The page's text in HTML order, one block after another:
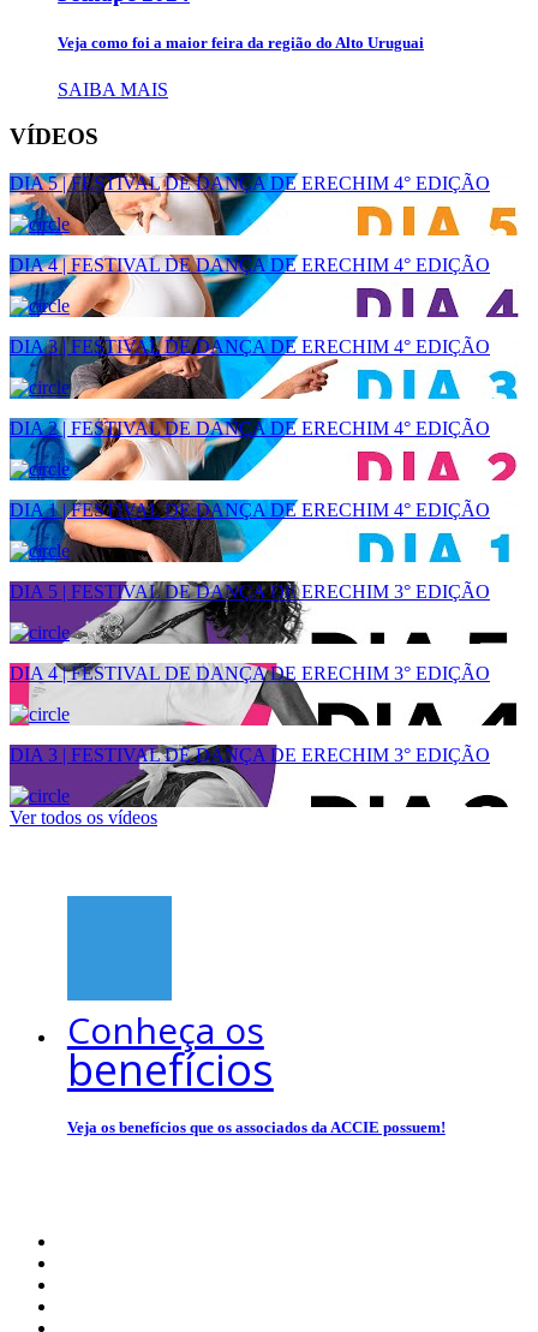
Veja como foi a maior feira da região do Alto Uruguai
SAIBA MAIS
VÍDEOS
DIA 5 | FESTIVAL DE DANÇA DE ERECHIM 4° EDIÇÃO
DIA 4 | FESTIVAL DE DANÇA DE ERECHIM 4° EDIÇÃO
DIA 3 | FESTIVAL DE DANÇA DE ERECHIM 4° EDIÇÃO
DIA 2 | FESTIVAL DE DANÇA DE ERECHIM 4° EDIÇÃO
DIA 1 | FESTIVAL DE DANÇA DE ERECHIM 4° EDIÇÃO
DIA 5 | FESTIVAL DE DANÇA DE ERECHIM 3° EDIÇÃO
DIA 4 | FESTIVAL DE DANÇA DE ERECHIM 3° EDIÇÃO
DIA 3 | FESTIVAL DE DANÇA DE ERECHIM 3° EDIÇÃO
Ver todos os vídeos
Conheça os
benefícios
Veja os benefícios que os associados da ACCIE possuem!